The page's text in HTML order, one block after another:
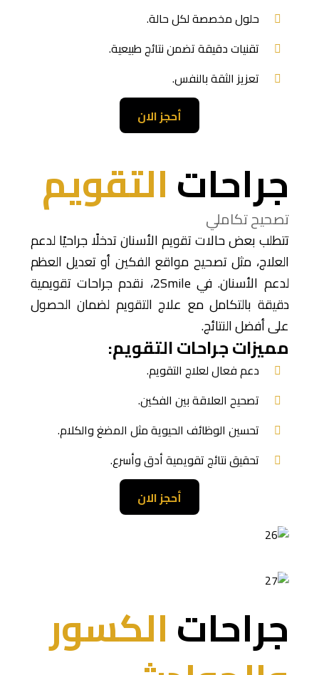
حلول مخصصة لكل حالة.
تقنيات دقيقة تضمن نتائج طبيعية.
تعزيز الثقة بالنفس.
أحجز الان
جراحاتالتقويم
تصحيح تكاملي
تتطلب بعض حالات تقويم الأسنان تدخلًا جراحيًا لدعم
العلاج، مثل تصحيح مواقع الفكين أو تعديل العظم
لدعم الأسنان. في 2Smile، نقدم جراحات تقويمية
دقيقة بالتكامل مع علاج التقويم لضمان الحصول
على أفضل النتائج.
مميزات جراحات التقويم:
دعم فعال لعلاج التقويم.
تصحيح العلاقة بين الفكين.
تحسين الوظائف الحيوية مثل المضغ والكلام.
تحقيق نتائج تقويمية أدق وأسرع.
أحجز الان
جراحاتالكسور